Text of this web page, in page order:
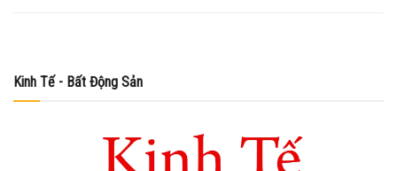
Kinh Tế - Bất Động Sản